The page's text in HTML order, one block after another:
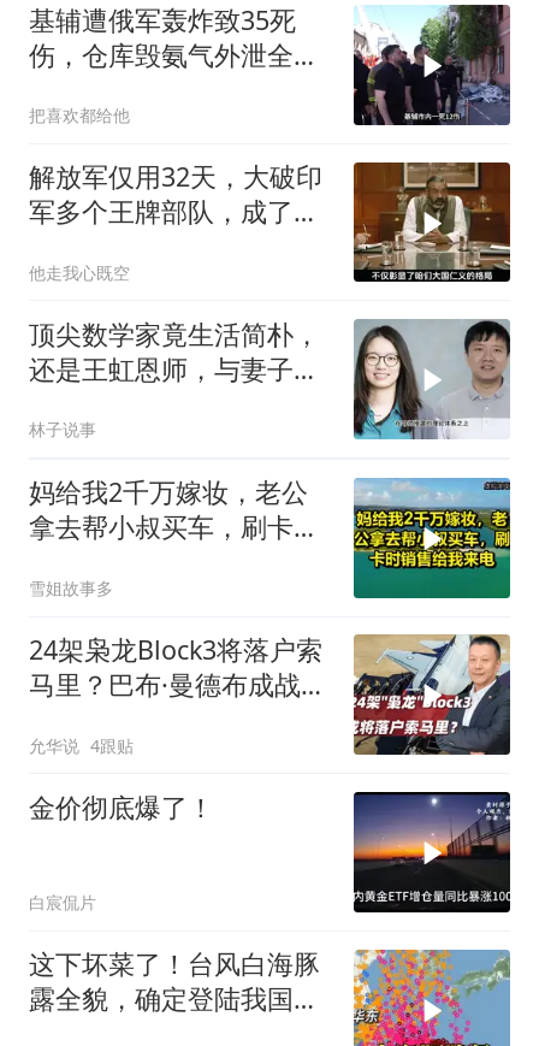
基辅遭俄军轰炸致35死
伤，仓库毁氨气外泄全城
把喜欢都给他
解放军仅用32天，大破印
军多个王牌部队，成了印
他走我心既空
顶尖数学家竟生活简朴，
还是王虹恩师，与妻子合
林子说事
妈给我2千万嫁妆，老公
拿去帮小叔买车，刷卡时
雪姐故事多
24架枭龙Block3将落户索
马里？巴布·曼德布成战略
允华说 4跟贴
金价彻底爆了！
白宸侃片
这下坏菜了！台风白海豚
露全貌，确定登陆我国沿